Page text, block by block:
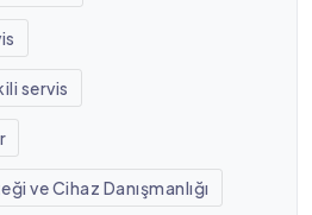
servis
ve Cihaz Danışmanlığı